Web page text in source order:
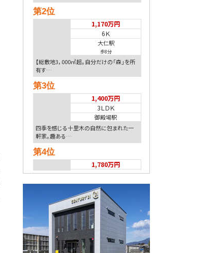
第2位
1,170万円
6Ｋ
大仁駅
歩8分
【総敷地3，000㎡超。自分だけの「森」を所
有す…
第3位
1,400万円
3ＬＤＫ
御殿場駅
四季を感じる十里木の自然に包まれた一
軒家。趣ある…
第4位
1,780万円
2ＳＬＤＫ
沼津駅
歩20分
①南側道路が、記載幅員より広く、開放感が
大きいと…
第5位
2,390万円